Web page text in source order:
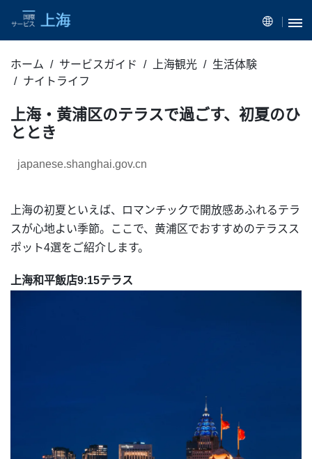
ホーム サービスガイド 上海観光
生活体験
ナイトライフ
上海・黄浦区のテラスで過ごす、初夏のひ
ととき
japanese.shanghai.gov.cn
上海の初夏といえば、ロマンチックで開放感あふれるテラ
スが心地よい季節。ここで、黄浦区でおすすめのテラスス
ポット4選をご紹介します。
上海和平飯店9:15テラス